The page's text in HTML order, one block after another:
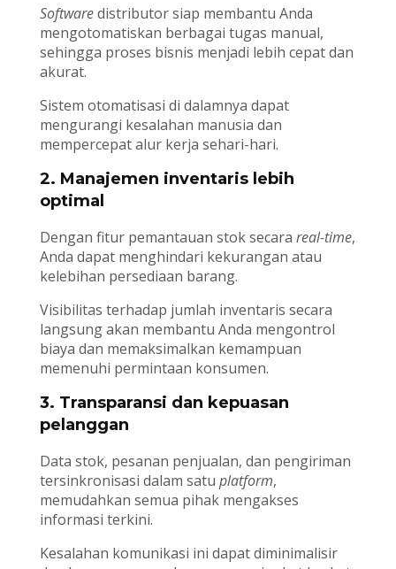
Softwaredistributor siap membantu Anda
mengotomatiskan berbagai tugas manual,
sehingga proses bisnis menjadi lebih cepat dan
akurat.
Sistem otomatisasi di dalamnya dapat
mengurangi kesalahan manusia dan
mempercepat alur kerja sehari-hari.
2. Manajemen inventaris lebih
optimal
Dengan fitur pemantauan stok secara real-time,
Anda dapat menghindari kekurangan atau
kelebihan persediaan barang.
Visibilitas terhadap jumlah inventaris secara
langsung akan membantu Anda mengontrol
biaya dan memaksimalkan kemampuan
memenuhi permintaan konsumen.
3. Transparansi dan kepuasan
pelanggan
Data stok, pesanan penjualan, dan pengiriman
tersinkronisasi dalam satu platform,
memudahkan semua pihak mengakses
informasi terkini.
Kesalahan komunikasi ini dapat diminimalisir